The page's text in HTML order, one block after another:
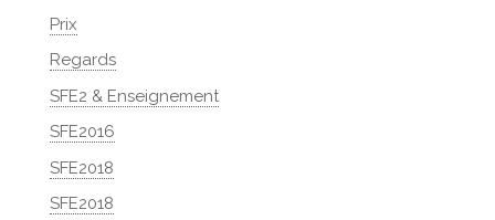
Prix
Regards
SFE2 & Enseignement
SFE2016
SFE2018
SFE2018